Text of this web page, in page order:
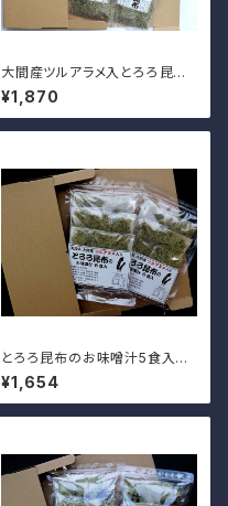
大間産ツルアラメ入とろろ昆布2
2ｇ×5袋
¥1,870
とろろ昆布のお味噌汁5食入×2
袋
¥1,654